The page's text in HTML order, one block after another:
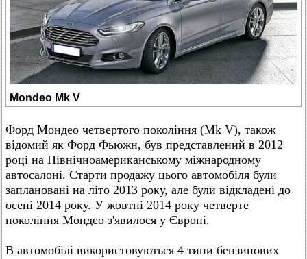
Mondeo Mk V
Форд Мондео четвертого покоління (Mk V), також
відомий як Форд Фьюжн, був представлений в 2012
році на Північноамериканському міжнародному
автосалоні. Старти продажу цього автомобіля були
заплановані на літо 2013 року, але були відкладені до
осені 2014 року. У жовтні 2014 року четверте
покоління Мондео з'явилося у Європі.
В автомобілі використовуються 4 типи бензинових